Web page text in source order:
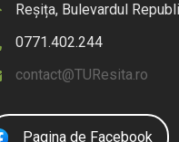
Reșița, Bulevardul
0771.402.244
contact@TUResita.ro
Pagina de Facebook